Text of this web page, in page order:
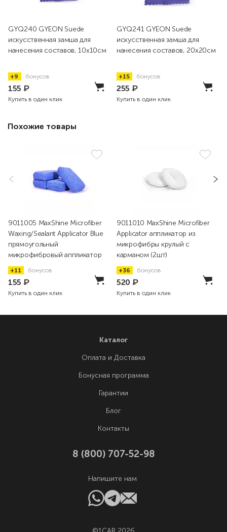
GYQ240 GYEON Suede
искусственная замша для
нанесения составов, 10x10см
+9 бонусов
155 ₽
Купить в один клик
GYQ241 GYEON Suede
искусственная замша для
нанесения составов, 20x20см
+15 бонусов
255 ₽
Купить в один клик
Похожие товары
9011005 MaxShine Microfiber
Waxing/Sealant Applicator Blue
прямоугольный
микрофибровый аппликатор
+11 бонусов
155 ₽
Купить в один клик
9011010 MaxShine Microfiber
Applicator аппликатор из
микрофибры крулый с
карманом (2шт)
+36 бонусов
520 ₽
Купить в один клик
Каталог
Оплата и Доставка
Бонусная программа
Гарантии
Блог
Контакты
8 (800) 707-52-98
Напишите нам